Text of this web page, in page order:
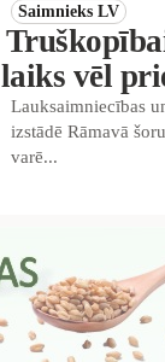
Saimnieks LV
laiks vēl
Lauksaimniecības
izstādē Rāmavā
varē...